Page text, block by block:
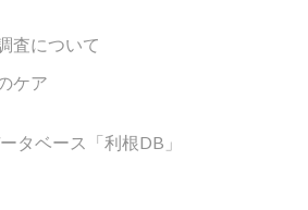
査について
ケア
タベース「利根DB」